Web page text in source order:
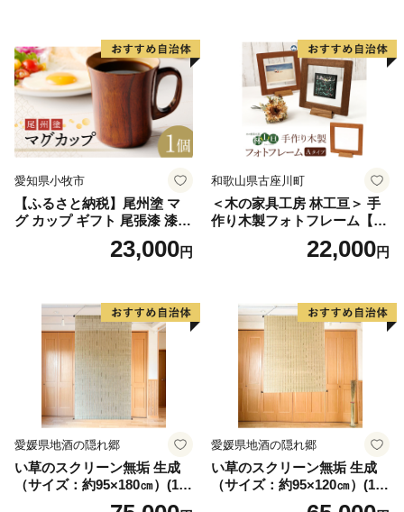
抗ウイルス効果 お取り寄せ
愛知県 小牧市 送料無料
愛知県小牧市
【ふるさと納税】尾州塗 マ
グ カップ ギフト 尾張漆 漆
漆器 漆器工芸 工芸品 芸術性
実用性 抗菌性 美味しく安全
ウイルス効果 お取り寄せ 愛
知県 小牧市 送料無料
23,000円
和歌山県古座川町
＜木の家具工房 林工亘＞ 手
作り木製フォトフレーム【A
22,000円
愛媛県地酒の隠れ郷
い草のスクリーン無垢 生成
（サイズ：約95×180㎝）(14
愛媛県地酒の隠れ郷
い草のスクリーン無垢 生成
（サイズ：約95×120㎝）(14